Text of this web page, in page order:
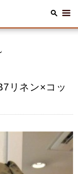
リネン×コッ